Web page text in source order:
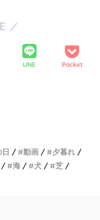
LINE Pocket
動画
夕暮れ
海 犬
芝